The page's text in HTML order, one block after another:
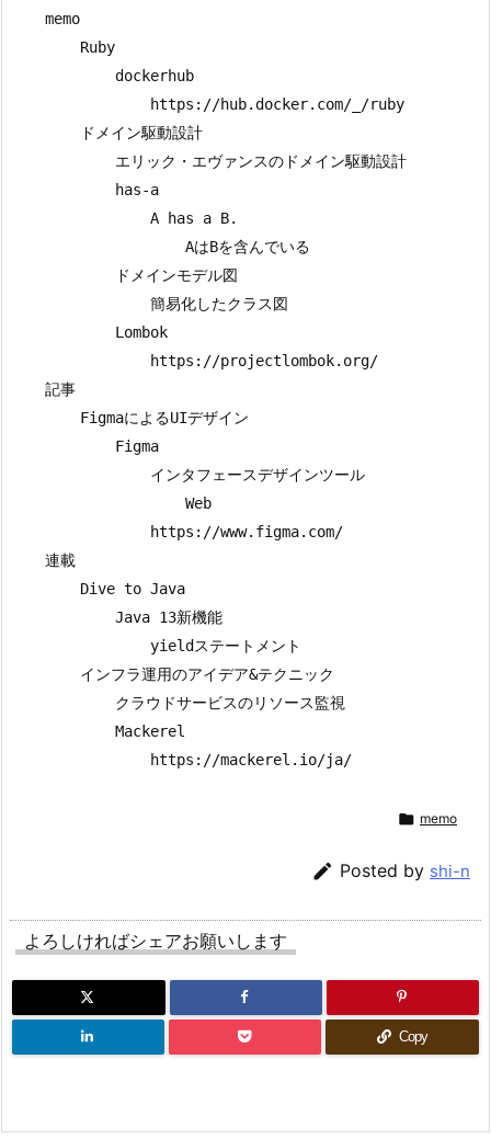
    memo
        Ruby
            dockerhub
                https://hub.docker.com/_/ruby
        ドメイン駆動設計
            エリック・エヴァンスのドメイン駆動設計
            has-a
                A has a B.
                    AはBを含んでいる
            ドメインモデル図
                簡易化したクラス図
            Lombok
                https://projectlombok.org/
    記事
        FigmaによるUIデザイン
            Figma
                インタフェースデザインツール
                    Web
                https://www.figma.com/
    連載
        Dive to Java
            Java 13新機能
                yieldステートメント
        インフラ運用のアイデア&テクニック
            クラウドサービスのリソース監視
            Mackerel
 memo
 Posted by shi-n
よろしければシェアお願いします
Copy